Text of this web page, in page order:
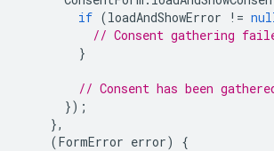
if (loadAndShowError !=
// Consent gathering
}
// Consent has been
});
},
(FormError error) {